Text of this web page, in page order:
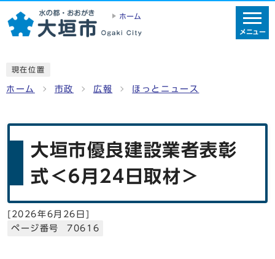
ホーム
メニュー
現在位置
ホーム 市政 広報 ほっとニュース
大垣市優良建設業者表彰
式＜6月24日取材＞
[ 2026年6月26日 ]
ページ番号 70616